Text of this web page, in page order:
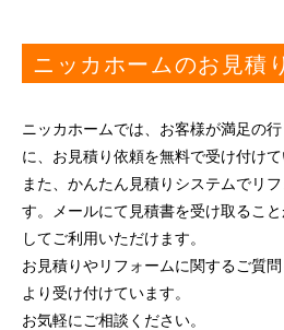
ニッカホームのお見積り
ニッカホームでは、お客様が満足の
に、お見積り依頼を無料で受け付けて
また、かんたん見積りシステムでリ
す。メールにて見積書を受け取るこ
してご利用いただけます。
お見積りやリフォームに関するご質
より受け付けています。
お気軽にご相談ください。